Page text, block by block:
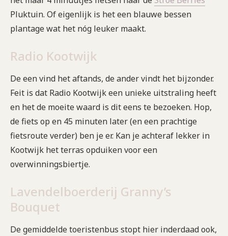
Pluktuin. Of eigenlijk is het een blauwe bessen
plantage wat het nóg leuker maakt.
Radio Kootwijk
De een vind het aftands, de ander vindt het bijzonder.
Feit is dat Radio Kootwijk een unieke uitstraling heeft
en het de moeite waard is dit eens te bezoeken. Hop,
de fiets op en 45 minuten later (en een prachtige
fietsroute verder) ben je er. Kan je achteraf lekker in
Kootwijk het terras opduiken voor een
overwinningsbiertje.
Lavendelboerderij Granny’s
Bouquet
De gemiddelde toeristenbus stopt hier inderdaad ook,